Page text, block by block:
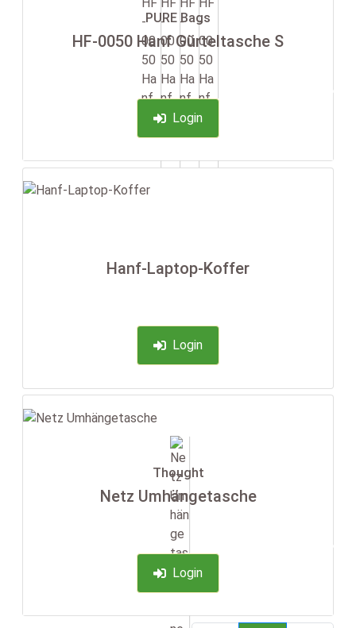
PURE Bags
HF-0050 Hanf Gürteltasche S
Login
-35%
Hanf-Laptop-Koffer
Login
Thought
Netz Umhängetasche
Login
-35%